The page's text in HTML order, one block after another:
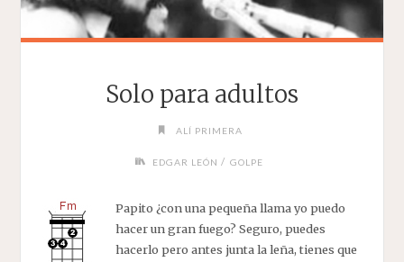
Solo para adultos
ALÍ PRIMERA
EDGAR LEÓN / GOLPE
Papito ¿con una pequeña llama yo puedo
hacer un gran fuego? Seguro, puedes
hacerlo pero antes junta la leña, tienes que